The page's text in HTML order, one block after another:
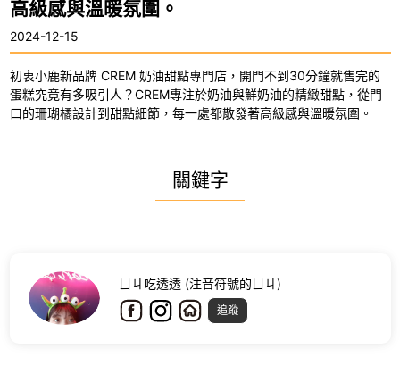
高級感與溫暖氛圍。
2024-12-15
初衷小鹿新品牌 CREM 奶油甜點專門店，開門不到30分鐘就售完的
蛋糕究竟有多吸引人？CREM專注於奶油與鮮奶油的精緻甜點，從門
口的珊瑚橘設計到甜點細節，每一處都散發著高級感與溫暖氛圍。
關鍵字
ㄩㄐ吃透透 (注音符號的ㄩㄐ)
追蹤